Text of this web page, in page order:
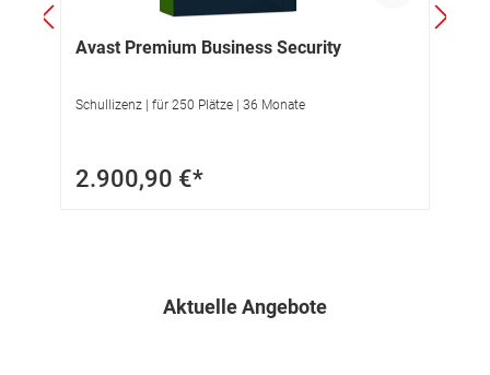
Microsoft 365 Apps for student & teacher
pro Nutzer | 12 Monate
44,99 €*
Aktuelle Angebote